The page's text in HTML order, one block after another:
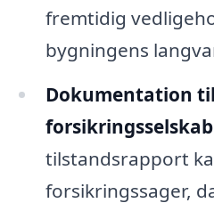
fremtidig
bygningens
Dokumentation til
tilstandsrapport
forsikringssager,